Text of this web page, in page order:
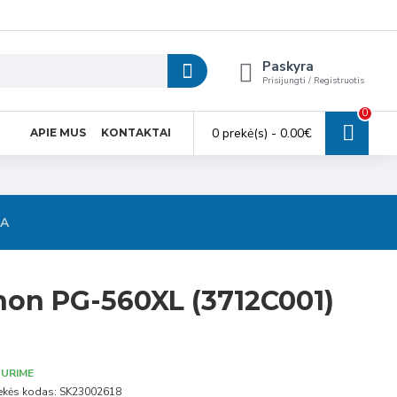
Paskyra
Prisijungti / Registruotis
APIE MUS KONTAKTAI 0 prekė(s) - 0.00€
0
PG-560XL (3712C001)
kodas: SK23002618